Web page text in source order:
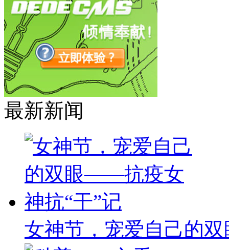
最新新闻
女神节，宠爱自己的